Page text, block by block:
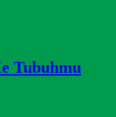
Tubuhmu